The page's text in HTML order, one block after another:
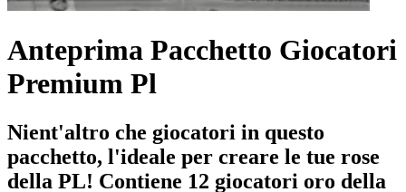
Anteprima Pacchetto Giocatori
Premium Pl
Nient'altro che giocatori in questo
pacchetto, l'ideale per creare le tue rose
della PL! Contiene 12 giocatori oro della